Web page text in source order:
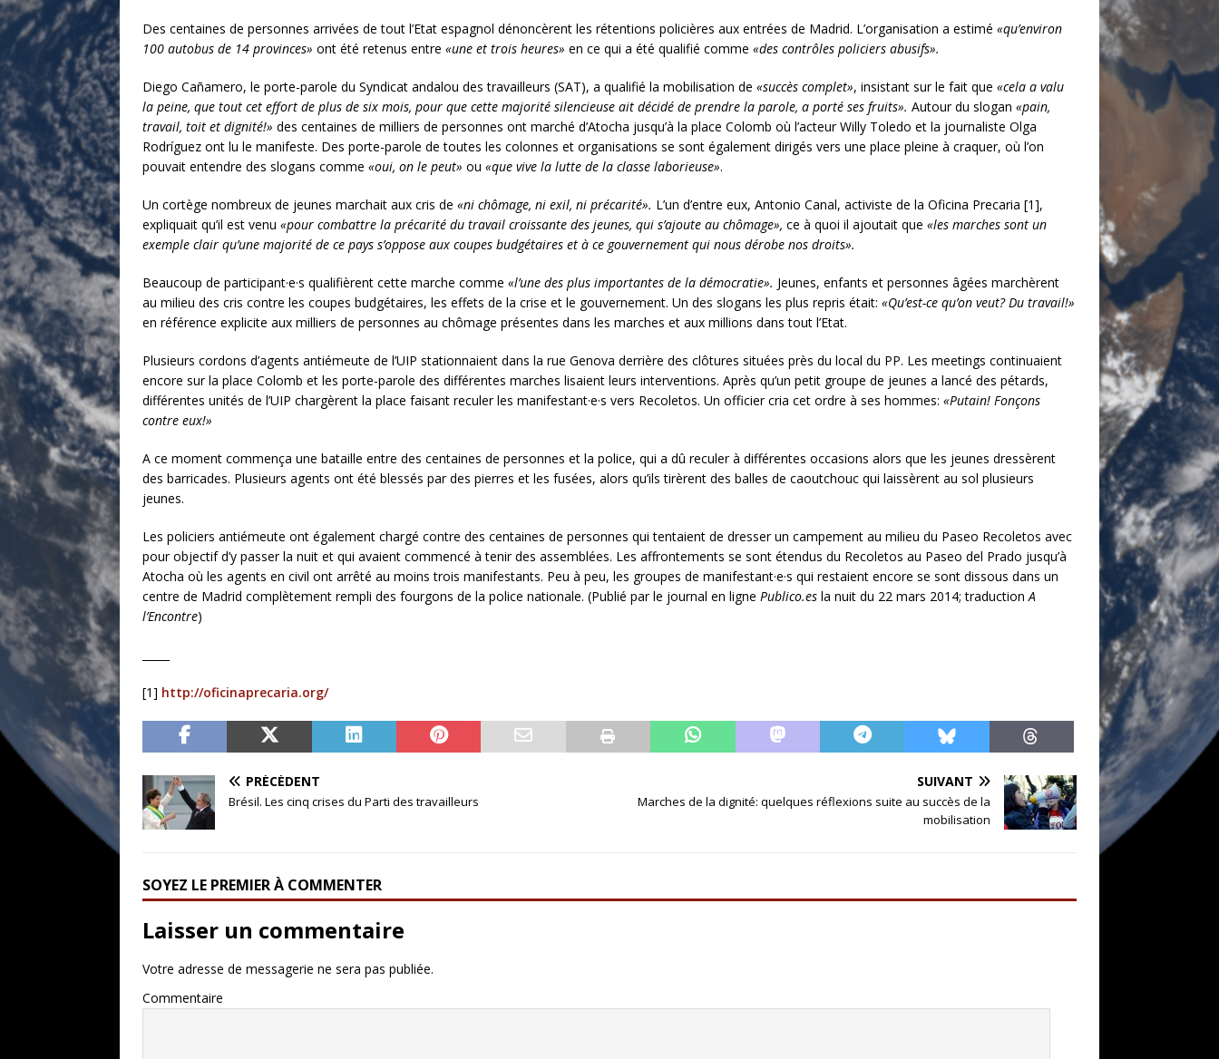
Des centaines de personnes arrivées de tout l’Etat espagnol dénoncèrent les rétentions policières aux entrées de Madrid. L’organisation a estimé «qu’environ
100 autobus de 14 provinces» ont été retenus entre «une et trois heures» en ce qui a été qualifié comme «des contrôles policiers abusifs».
Diego Cañamero, le porte-parole du Syndicat andalou des travailleurs (SAT), a qualifié la mobilisation de «succès complet», insistant sur le fait que «cela a valu
la peine, que tout cet effort de plus de six mois, pour que cette majorité silencieuse ait décidé de prendre la parole, a porté ses fruits». Autour du slogan «pain,
travail, toit et dignité!» des centaines de milliers de personnes ont marché d’Atocha jusqu’à la place Colomb où l’acteur Willy Toledo et la journaliste Olga
Rodríguez ont lu le manifeste. Des porte-parole de toutes les colonnes et organisations se sont également dirigés vers une place pleine à craquer, où l’on
pouvait entendre des slogans comme «oui, on le peut» ou «que vive la lutte de la classe laborieuse».
Un cortège nombreux de jeunes marchait aux cris de «ni chômage, ni exil, ni précarité». L’un d’entre eux, Antonio Canal, activiste de la Oficina Precaria [1],
expliquait qu’il est venu «pour combattre la précarité du travail croissante des jeunes, qui s’ajoute au chômage», ce à quoi il ajoutait que «les marches sont un
exemple clair qu’une majorité de ce pays s’oppose aux coupes budgétaires et à ce gouvernement qui nous dérobe nos droits».
Beaucoup de participant·e·s qualifièrent cette marche comme «l’une des plus importantes de la démocratie». Jeunes, enfants et personnes âgées marchèrent
au milieu des cris contre les coupes budgétaires, les effets de la crise et le gouvernement. Un des slogans les plus repris était: «Qu’est-ce qu’on veut? Du travail!»
en référence explicite aux milliers de personnes au chômage présentes dans les marches et aux millions dans tout l’Etat.
Plusieurs cordons d’agents antiémeute de l’UIP stationnaient dans la rue Genova derrière des clôtures situées près du local du PP. Les meetings continuaient
encore sur la place Colomb et les porte-parole des différentes marches lisaient leurs interventions. Après qu’un petit groupe de jeunes a lancé des pétards,
différentes unités de l’UIP chargèrent la place faisant reculer les manifestant·e·s vers Recoletos. Un officier cria cet ordre à ses hommes: «Putain! Fonçons
contre eux!»
A ce moment commença une bataille entre des centaines de personnes et la police, qui a dû reculer à différentes occasions alors que les jeunes dressèrent
des barricades. Plusieurs agents ont été blessés par des pierres et les fusées, alors qu’ils tirèrent des balles de caoutchouc qui laissèrent au sol plusieurs
jeunes.
Les policiers antiémeute ont également chargé contre des centaines de personnes qui tentaient de dresser un campement au milieu du Paseo Recoletos avec
pour objectif d’y passer la nuit et qui avaient commencé à tenir des assemblées. Les affrontements se sont étendus du Recoletos au Paseo del Prado jusqu’à
Atocha où les agents en civil ont arrêté au moins trois manifestants. Peu à peu, les groupes de manifestant·e·s qui restaient encore se sont dissous dans un
centre de Madrid complètement rempli des fourgons de la police nationale. (Publié par le journal en ligne Publico.es la nuit du 22 mars 2014; traductionA
l’Encontre)
[1] http://oficinaprecaria.org/
PRÉCÉDENT
Brésil. Les cinq crises du Parti des travailleurs
SUIVANT
Marches de la dignité: quelques réflexions suite au succès de la
mobilisation
SOYEZ LE PREMIER À COMMENTER
Laisser un commentaire
Votre adresse de messagerie ne sera pas publiée.
Commentaire